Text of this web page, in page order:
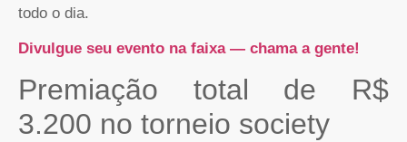
todo o dia.
Divulgue seu evento na faixa — chama a gente!
Premiação total de R$
3.200 no torneio society